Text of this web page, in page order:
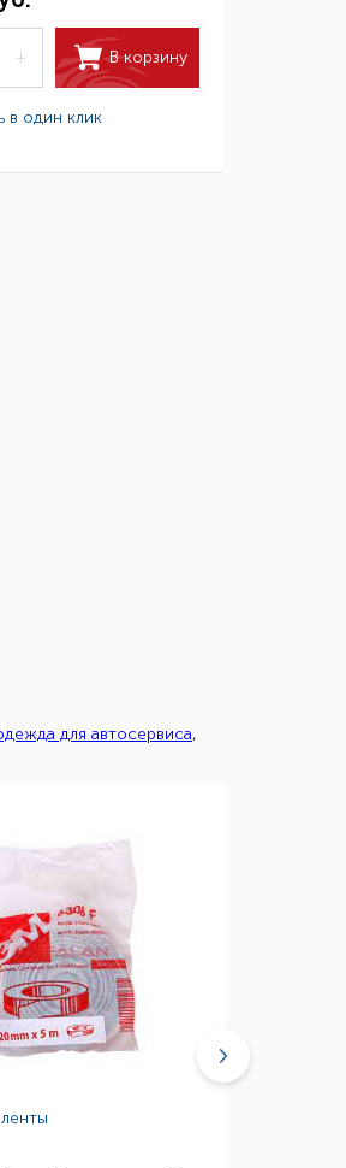
+ В корзину
в один клик
для автосервиса,